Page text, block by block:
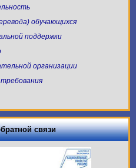
обучающихся
поддержки
организации
связи